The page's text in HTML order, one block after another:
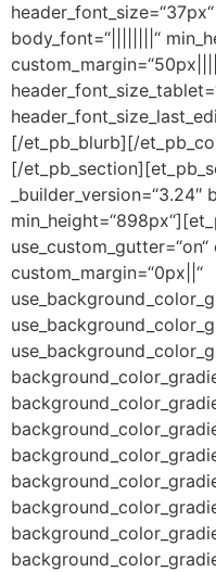
body_font=“||||||||“
[/et_pb_blurb][/
[/
custom_margin=“0px||“